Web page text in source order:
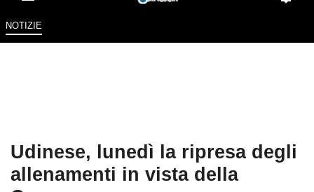
NOTIZIE
Udinese, lunedì la ripresa degli
allenamenti in vista della